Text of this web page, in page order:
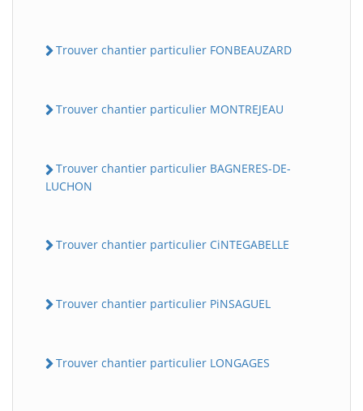
Trouver chantier particulier FONBEAUZARD
Trouver chantier particulier MONTREJEAU
Trouver chantier particulier BAGNERES-DE-
LUCHON
Trouver chantier particulier CiNTEGABELLE
Trouver chantier particulier PiNSAGUEL
Trouver chantier particulier LONGAGES